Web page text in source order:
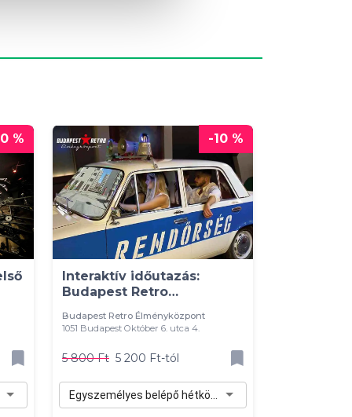
% -10 %
Interaktív időutazás:
Budapest Retro
élményközpont belépő
Budapest Retro Élményközpont
1051 Budapest Október 6. utca 4.
5 800 Ft 5 200 Ft-tól